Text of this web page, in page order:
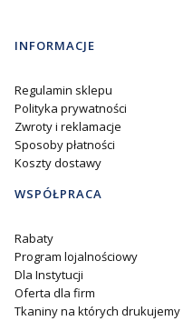
Linki w stopce
INFORMACJE
Regulamin sklepu
Polityka prywatności
Zwroty i reklamacje
Sposoby płatności
Koszty dostawy
WSPÓŁPRACA
Rabaty
Program lojalnościowy
Dla Instytucji
Oferta dla firm
Tkaniny na których drukujemy